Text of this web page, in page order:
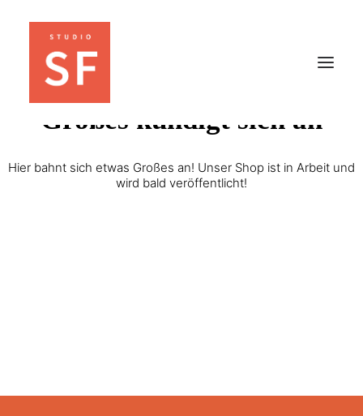
SEARCH
Großes kündigt sich an
Hier bahnt sich etwas Großes an! Unser Shop ist in Arbeit und
wird bald veröffentlicht!